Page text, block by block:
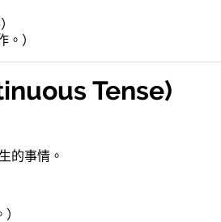
。）
Tense)
的事情。